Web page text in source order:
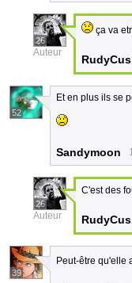
26
Auteur
ça va
RudyCus
52
Et en plus ils se
Sandymoon
26
Auteur
C'est des
RudyCus
39
Peut-être qu'elle